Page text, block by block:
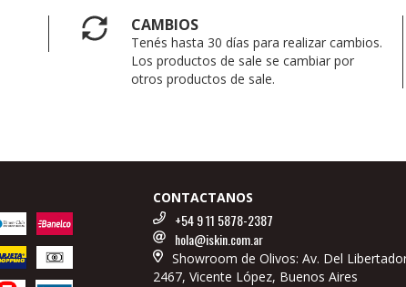
CAMBIOS
Tenés hasta 30 días para realizar cambios.
Los productos de sale se cambiar por
otros productos de sale.
CONTACTANOS
+54 9 11 5878-2387
hola@iskin.com.ar
Showroom de Olivos: Av. Del
2467, Vicente López, Buenos Aires